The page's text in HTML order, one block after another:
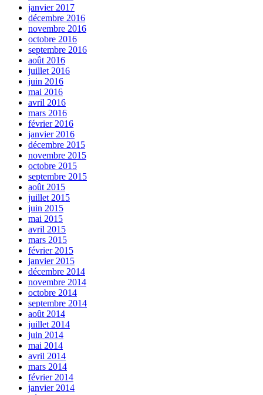
janvier 2017
décembre 2016
novembre 2016
octobre 2016
septembre 2016
août 2016
juillet 2016
juin 2016
mai 2016
avril 2016
mars 2016
février 2016
janvier 2016
décembre 2015
novembre 2015
octobre 2015
septembre 2015
août 2015
juillet 2015
juin 2015
mai 2015
avril 2015
mars 2015
février 2015
janvier 2015
décembre 2014
novembre 2014
octobre 2014
septembre 2014
août 2014
juillet 2014
juin 2014
mai 2014
avril 2014
mars 2014
février 2014
janvier 2014